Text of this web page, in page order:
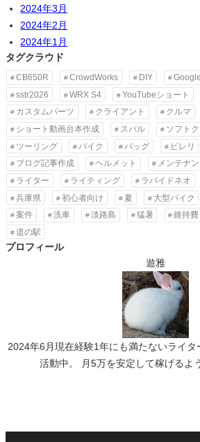
2024年3月
2024年2月
2024年1月
タグクラウド
CB650R CrowdWorks DIY
sstr2026
WRX S4 YouTubeショート
カスタムパーツ
クライアント クルマ
ショート動画台本作成
スバル ソフト
ツーリング
バイク バッグ ピレリ
ブログ記事作成
ヘルメット メンテナ
ライター
ライティング ラパイドネオ
兵庫県
初心者向け 夏 大型バイク
案件
洗車 淡路島 猛暑 維持費
道の駅
プロフィール
遊雅
2024年6月現在経験1年にも満たないライ
活動中。 月5万を安定して稼げるよ